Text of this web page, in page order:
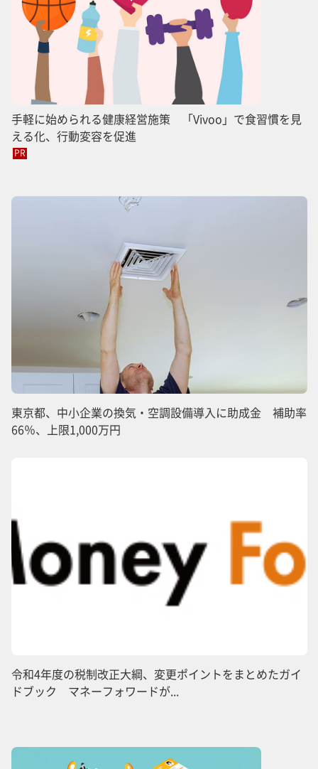
手軽に始められる健康経営施策 「Vivoo」で食習慣を見
える化、行動変容を促進
PR
東京都、中小企業の換気・空調設備導入に助成金 補助率
66％、上限1,000万円
令和4年度の税制改正大綱、変更ポイントをまとめたガイ
ドブック マネーフォワードが...